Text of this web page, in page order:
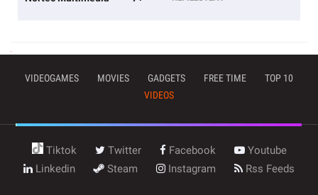
VIDEOGAMES MOVIES GADGETS FREE TIME
TOP 10
VIDEOS
Tiktok Twitter Facebook
Youtube
Linkedin
Steam Instagram Rss Feeds